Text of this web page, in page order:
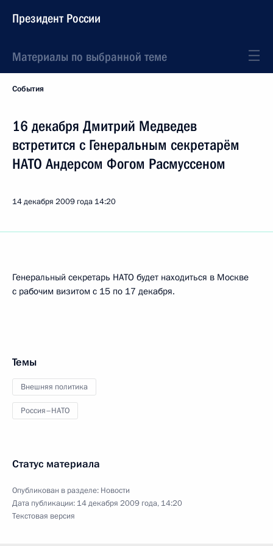
Президент России
Материалы по выбранной теме
События
16 декабря Дмитрий Медведев
встретится с Генеральным секретарём
НАТО Андерсом Фогом Расмуссеном
14 декабря 2009 года 14:20
Генеральный секретарь НАТО будет находиться в Москве
с рабочим визитом с 15 по 17 декабря.
Темы
Внешняя политика
Россия–НАТО
Статус материала
Опубликован в разделе: Новости
Дата публикации: 14 декабря 2009 года, 14:20
Текстовая версия